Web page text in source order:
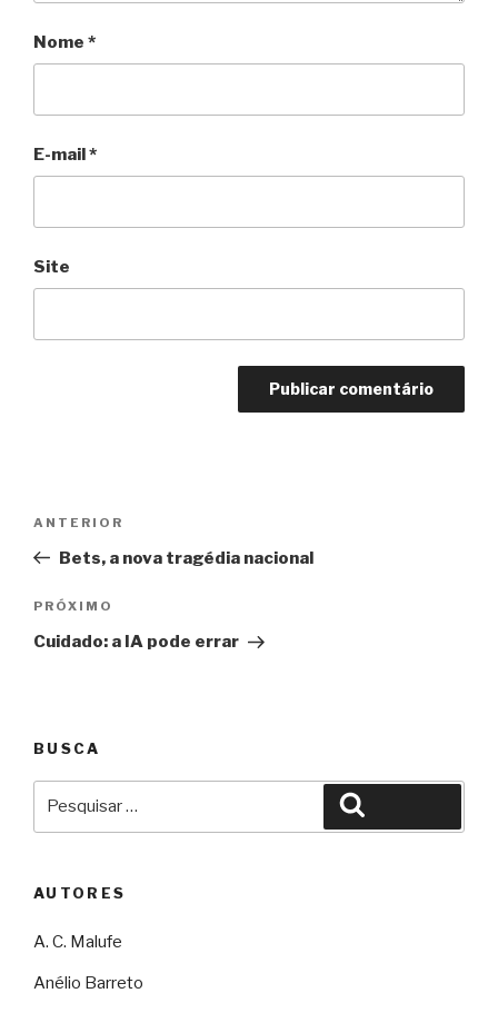
Nome *
E-mail*
Site
Post
Anterior
ANTERIOR
Bets, a nova tragédia nacional
Próximo
PRÓXIMO
Cuidado: a IA pode errar
BUSCA
AUTORES
A. C. Malufe
Anélio Barreto